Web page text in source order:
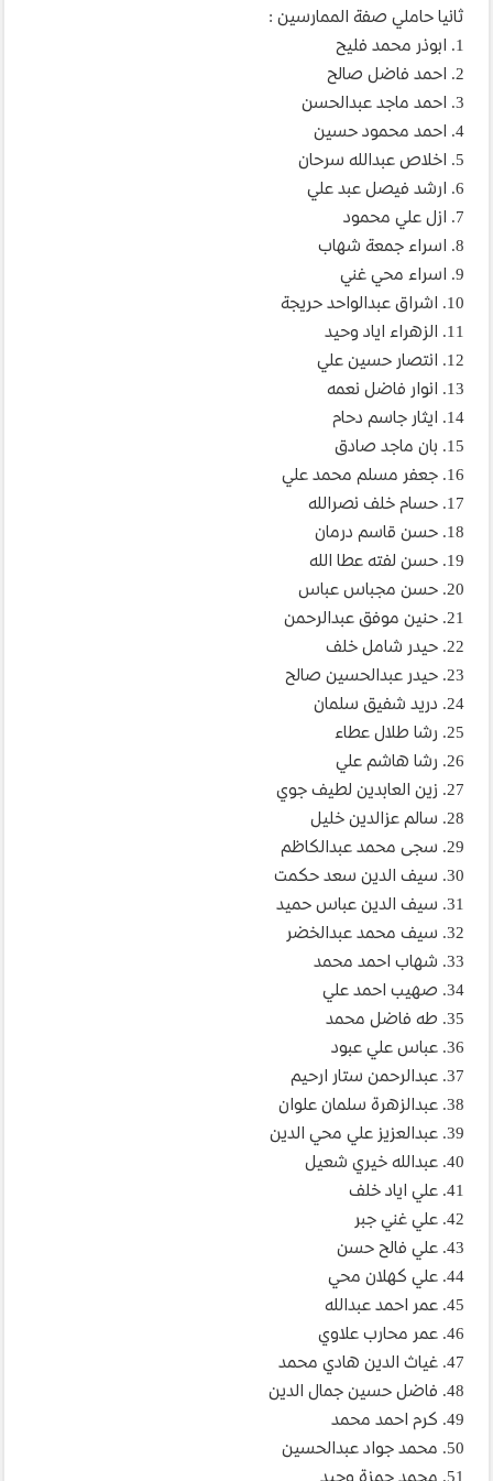
ثانيا حاملي صفة الممارسين :
1. ابوذر محمد فليح
2. احمد فاضل صالح
3. احمد ماجد عبدالحسن
4. احمد محمود حسين
5. اخلاص عبدالله سرحان
6. ارشد فيصل عبد علي
7. ازل علي محمود
8. اسراء جمعة شهاب
9. اسراء محي غني
10. اشراق عبدالواحد حريجة
11. الزهراء اياد وحيد
12. انتصار حسين علي
13. انوار فاضل نعمه
14. ايثار جاسم دحام
15. بان ماجد صادق
16. جعفر مسلم محمد علي
17. حسام خلف نصرالله
18. حسن قاسم درمان
19. حسن لفته عطا الله
20. حسن مجباس عباس
21. حنين موفق عبدالرحمن
22. حيدر شامل خلف
23. حيدر عبدالحسين صالح
24. دريد شفيق سلمان
25. رشا طلال عطاء
26. رشا هاشم علي
27. زين العابدين لطيف جوي
28. سالم عزالدين خليل
29. سجى محمد عبدالكاظم
30. سيف الدين سعد حكمت
31. سيف الدين عباس حميد
32. سيف محمد عبدالخضر
33. شهاب احمد محمد
34. صهيب احمد علي
35. طه فاضل محمد
36. عباس علي عبود
37. عبدالرحمن ستار ارحيم
38. عبدالزهرة سلمان علوان
39. عبدالعزيز علي محي الدين
40. عبدالله خيري شعيل
41. علي اياد خلف
42. علي غني جبر
43. علي فالح حسن
44. علي كهلان محي
45. عمر احمد عبدالله
46. عمر محارب علاوي
47. غياث الدين هادي محمد
48. فاضل حسين جمال الدين
49. كرم احمد محمد
50. محمد جواد عبدالحسين